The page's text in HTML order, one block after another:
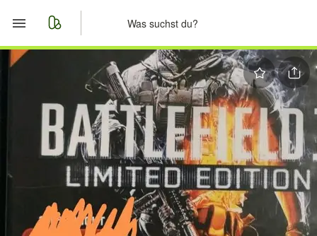
Merkliste
Nachrichten
Anzeige aufgeben